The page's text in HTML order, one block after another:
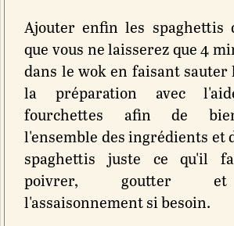
Ajouter enfin les spaghettis
que vous ne laisserez que 4
dans le wok en faisant sauter
la préparation avec
fourchettes afin de
l'ensemble des ingrédients et
spaghettis juste ce qu'il
poivrer, goutter
l'assaisonnement si besoin.